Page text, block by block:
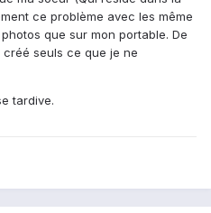
ce problème avec les même
que sur mon portable. De
seuls ce que je ne
tardive.